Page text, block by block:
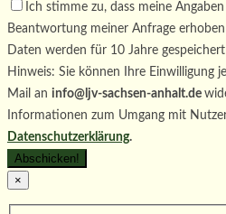
Ich stimme zu, dass meine
Beantwortung meiner Anfrage
Daten werden für 10 Jahre
Hinweis: Sie können Ihre Einwilligung
Mail an info@ljv-sachsen-anhalt.de
Informationen zum Umgang mit
Datenschutzerklärung.
×